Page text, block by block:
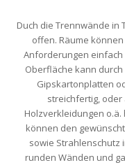
Duch die Trennwände in
offen. Räume
Anforderungen
Oberfläche kann
Gipskartonplatten
streichfertig, oder
Holzverkleidungen
können den
sowie Strahlenschutz
runden Wänden und